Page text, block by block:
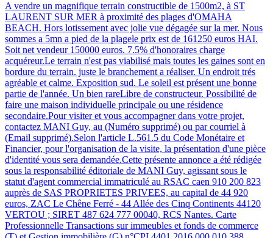
A vendre un magnifique terrain constructible de 1500m2, à ST
LAURENT SUR MER à proximité des plages d'OMAHA
BEACH. Hors lotissement avec jolie vue dégagée sur la mer. Nous
sommes a 5mn a pied de la plagele prix est de 161250 euros HAI.
Soit net vendeur 150000 euros. 7.5% d'honoraires charge
acquéreur.Le terrain n'est pas viabilisé mais toutes les gaines sont en
bordure du terrain. juste le branchement a réaliser. Un endroit trés
agréable et calme. Exposition sud. Le soleil est présent une bonne
partie de l'année. Un bien rareLibre de constructeur. Possibilité de
faire une maison individuelle principale ou une résidence
secondaire.Pour visiter et vous accompagner dans votre projet,
contactez MANI Guy, au (Numéro supprimé) ou par courriel à
(Email supprimé).Selon l'article L.561.5 du Code Monétaire et
Financier, pour l'organisation de la visite, la présentation d'une pièce
d'identité vous sera demandée.Cette présente annonce a été rédigée
sous la responsabilité éditoriale de MANI Guy, agissant sous le
statut d'agent commercial immatriculé au RSAC caen 910 200 823
auprès de SAS PROPRIETES PRIVEES, au capital de 44 920
euros, ZAC Le Chêne Ferré - 44 Allée des Cinq Continents 44120
VERTOU ; SIRET 487 624 777 00040, RCS Nantes. Carte
Professionnelle Transactions sur immeubles et fonds de commerce